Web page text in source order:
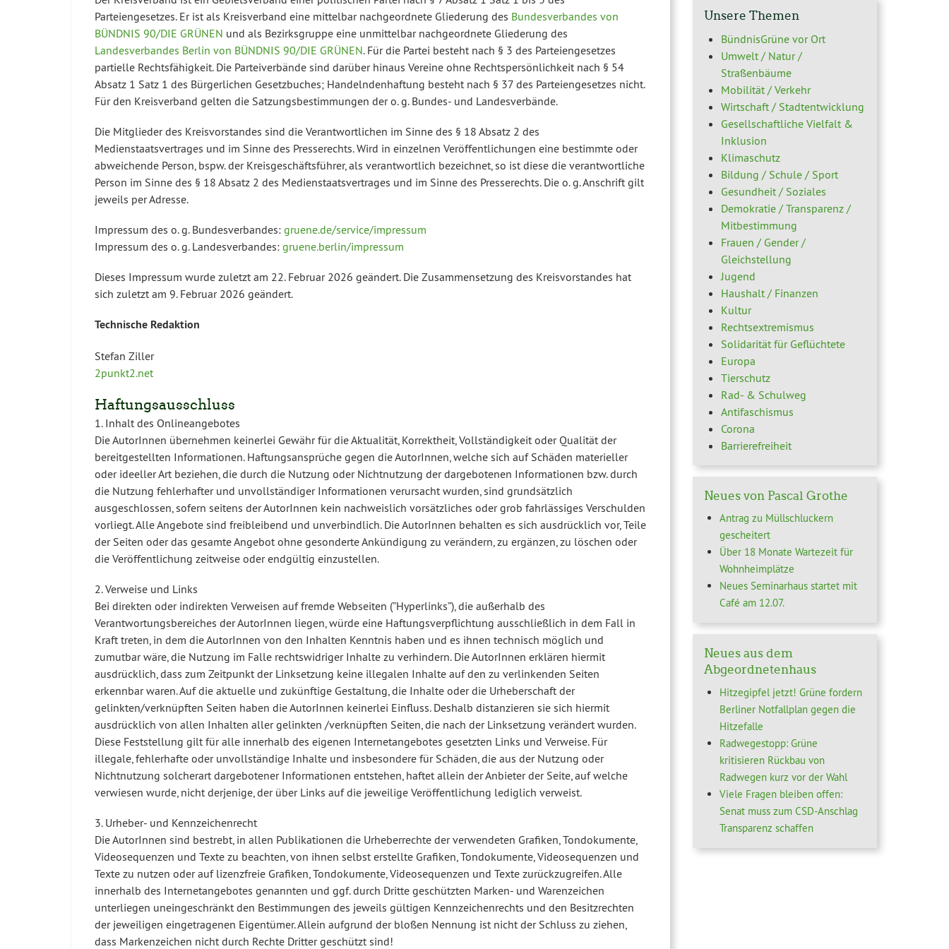
Parteiengesetzes. Er ist als Kreisverband eine mittelbar nachgeordnete Gliederung des Bundesverbandes von
BÜNDNIS 90/DIE GRÜNEN und als Bezirksgruppe eine unmittelbar nachgeordnete Gliederung des
Landesverbandes Berlin von BÜNDNIS 90/DIE GRÜNEN. Für die Partei besteht nach § 3 des Parteiengesetzes
partielle Rechtsfähigkeit. Die Parteiverbände sind darüber hinaus Vereine ohne Rechtspersönlichkeit nach § 54
Absatz 1 Satz 1 des Bürgerlichen Gesetzbuches; Handelndenhaftung besteht nach § 37 des Parteiengesetzes nicht.
Für den Kreisverband gelten die Satzungsbestimmungen der o. g. Bundes- und Landesverbände.
Die Mitglieder des Kreisvorstandes sind die Verantwortlichen im Sinne des § 18 Absatz 2 des
Medienstaatsvertrages und im Sinne des Presserechts. Wird in einzelnen Veröffentlichungen eine bestimmte oder
abweichende Person, bspw. der Kreisgeschäftsführer, als verantwortlich bezeichnet, so ist diese die verantwortliche
Person im Sinne des § 18 Absatz 2 des Medienstaatsvertrages und im Sinne des Presserechts. Die o. g. Anschrift gilt
jeweils per Adresse.
Impressum des o. g. Bundesverbandes: gruene.de/service/impressum
Impressum des o. g. Landesverbandes: gruene.berlin/impressum
Dieses Impressum wurde zuletzt am 22. Februar 2026 geändert. Die Zusammensetzung des Kreisvorstandes hat
sich zuletzt am 9. Februar 2026 geändert.
Technische Redaktion
Stefan Ziller
2punkt2.net
Haftungsausschluss
1. Inhalt des Onlineangebotes
Die AutorInnen übernehmen keinerlei Gewähr für die Aktualität, Korrektheit, Vollständigkeit oder Qualität der
bereitgestellten Informationen. Haftungsansprüche gegen die AutorInnen, welche sich auf Schäden materieller
oder ideeller Art beziehen, die durch die Nutzung oder Nichtnutzung der dargebotenen Informationen bzw. durch
die Nutzung fehlerhafter und unvollständiger Informationen verursacht wurden, sind grundsätzlich
ausgeschlossen, sofern seitens der AutorInnen kein nachweislich vorsätzliches oder grob fahrlässiges Verschulden
vorliegt. Alle Angebote sind freibleibend und unverbindlich. Die AutorInnen behalten es sich ausdrücklich vor, Teile
der Seiten oder das gesamte Angebot ohne gesonderte Ankündigung zu verändern, zu ergänzen, zu löschen oder
die Veröffentlichung zeitweise oder endgültig einzustellen.
2. Verweise und Links
Bei direkten oder indirekten Verweisen auf fremde Webseiten (”Hyperlinks”), die außerhalb des
Verantwortungsbereiches der AutorInnen liegen, würde eine Haftungsverpflichtung ausschließlich in dem Fall in
Kraft treten, in dem die AutorInnen von den Inhalten Kenntnis haben und es ihnen technisch möglich und
zumutbar wäre, die Nutzung im Falle rechtswidriger Inhalte zu verhindern. Die AutorInnen erklären hiermit
ausdrücklich, dass zum Zeitpunkt der Linksetzung keine illegalen Inhalte auf den zu verlinkenden Seiten
erkennbar waren. Auf die aktuelle und zukünftige Gestaltung, die Inhalte oder die Urheberschaft der
gelinkten/verknüpften Seiten haben die AutorInnen keinerlei Einfluss. Deshalb distanzieren sie sich hiermit
ausdrücklich von allen Inhalten aller gelinkten /verknüpften Seiten, die nach der Linksetzung verändert wurden.
Diese Feststellung gilt für alle innerhalb des eigenen Internetangebotes gesetzten Links und Verweise. Für
illegale, fehlerhafte oder unvollständige Inhalte und insbesondere für Schäden, die aus der Nutzung oder
Nichtnutzung solcherart dargebotener Informationen entstehen, haftet allein der Anbieter der Seite, auf welche
verwiesen wurde, nicht derjenige, der über Links auf die jeweilige Veröffentlichung lediglich verweist.
3. Urheber- und Kennzeichenrecht
Die AutorInnen sind bestrebt, in allen Publikationen die Urheberrechte der verwendeten Grafiken, Tondokumente,
Videosequenzen und Texte zu beachten, von ihnen selbst erstellte Grafiken, Tondokumente, Videosequenzen und
Texte zu nutzen oder auf lizenzfreie Grafiken, Tondokumente, Videosequenzen und Texte zurückzugreifen. Alle
innerhalb des Internetangebotes genannten und ggf. durch Dritte geschützten Marken- und Warenzeichen
unterliegen uneingeschränkt den Bestimmungen des jeweils gültigen Kennzeichenrechts und den Besitzrechten
der jeweiligen eingetragenen Eigentümer. Allein aufgrund der bloßen Nennung ist nicht der Schluss zu ziehen,
dass Markenzeichen nicht durch Rechte Dritter geschützt sind!
Unsere Themen
BündnisGrüne vor Ort
Umwelt / Natur /
Straßenbäume
Mobilität / Verkehr
Wirtschaft / Stadtentwicklung
Gesellschaftliche Vielfalt &
Inklusion
Klimaschutz
Bildung / Schule / Sport
Gesundheit / Soziales
Demokratie / Transparenz /
Mitbestimmung
Frauen / Gender /
Gleichstellung
Jugend
Haushalt / Finanzen
Kultur
Rechtsextremismus
Solidarität für Geflüchtete
Europa
Tierschutz
Rad- & Schulweg
Antifaschismus
Corona
Barrierefreiheit
Neues von Pascal Grothe
Antrag zu Müllschluckern
gescheitert
Über 18 Monate Wartezeit für
Wohnheimplätze
Neues Seminarhaus startet mit
Café am 12.07.
Neues aus dem
Abgeordnetenhaus
Hitzegipfel jetzt! Grüne fordern
Berliner Notfallplan gegen die
Hitzefalle
Radwegestopp: Grüne
kritisieren Rückbau von
Radwegen kurz vor der Wahl
Viele Fragen bleiben offen:
Senat muss zum CSD-Anschlag
Transparenz schaffen